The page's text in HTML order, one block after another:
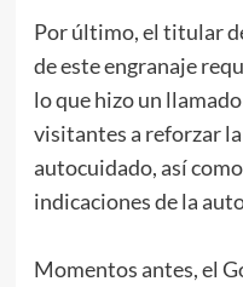
Por último, el titular
de este engranaje
lo que hizo un
visitantes a reforzar
autocuidado, así
indicaciones de la
Momentos antes, el